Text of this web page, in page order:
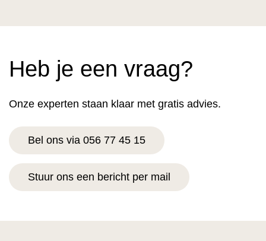
Heb je een vraag?
Onze experten staan klaar met gratis advies.
Bel ons via 056 77 45 15
Stuur ons een bericht per mail